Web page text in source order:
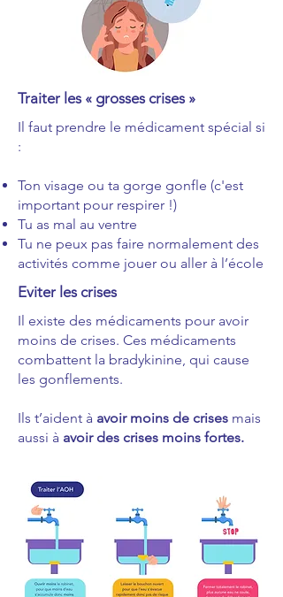
Traiter les « grosses crises »
Il faut prendre le médicament spécial si
:
Ton visage ou ta gorge gonfle (c'est
important pour respirer !)
Tu as mal au ventre
Tu ne peux pas faire normalement des
activités comme jouer ou aller à l’école
Eviter les crises
Il existe des médicaments pour avoir
moins de crises. Ces médicaments
combattent la bradykinine, qui cause
les gonflements.
Ils t’aident à avoir moins de crises mais
aussi à avoir des crises moins fortes.